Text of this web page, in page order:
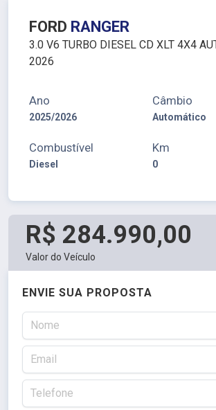
FORD RANGER
3.0 V6 TURBO DIESEL CD XLT 4X4
2026
Ano
2025/2026
Câmbio
Automático
Combustível
Diesel
Km
0
R$ 284.990,00
Valor do Veículo
ENVIE SUA PROPOSTA